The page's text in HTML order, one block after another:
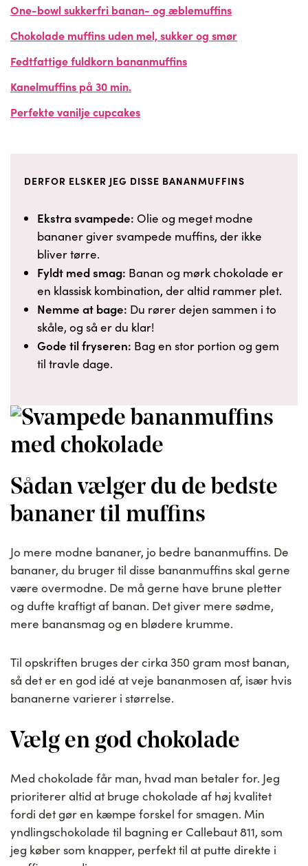
One-bowl sukkerfri banan- og æblemuffins
Chokolade muffins uden mel, sukker og smør
Fedtfattige fuldkorn bananmuffins
Kanelmuffins på 30 min.
Perfekte vanilje cupcakes
DERFOR ELSKER JEG DISSE BANANMUFFINS
Ekstra svampede: Olie og meget modne
bananer giver svampede muffins, der ikke
bliver tørre.
Fyldt med smag: Banan og mørk chokolade er
en klassisk kombination, der altid rammer plet.
Nemme at bage: Du rører dejen sammen i to
skåle, og så er du klar!
Gode til fryseren: Bag en stor portion og gem
til travle dage.
Sådan vælger du de bedste
bananer til muffins
Jo mere modne bananer, jo bedre bananmuffins. De
bananer, du bruger til disse bananmuffins skal gerne
være overmodne. De må gerne have brune pletter
og dufte kraftigt af banan. Det giver mere sødme,
mere banansmag og en blødere krumme.
Til opskriften bruges der cirka 350 gram most banan,
så det er en god idé at veje bananmosen af, især hvis
bananerne varierer i størrelse.
Vælg en god chokolade
Med chokolade får man, hvad man betaler for. Jeg
prioriterer altid at bruge chokolade af høj kvalitet
fordi det gør en kæmpe forskel for smagen. Min
yndlingschokolade til bagning er Callebaut 811, som
jeg køber som knapper, perfekt til at putte direkte i